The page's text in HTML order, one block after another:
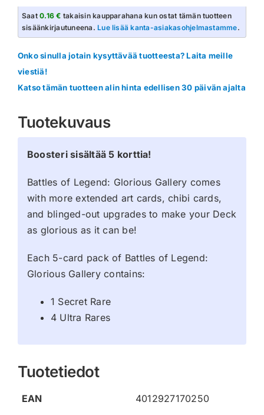
of
Legend:
Glorious
Gallery
määrä
Saat0.16 € takaisin kaupparahana kun ostat tämän tuotteen
sisäänkirjautuneena.Lue lisää kanta-asiakasohjelmastamme.
Onko sinulla jotain kysyttävää tuotteesta? Laita meille
viestiä!
Katso tämän tuotteen alin hinta edellisen 30 päivän ajalta
Tuotekuvaus
Boosteri sisältää 5 korttia!
Battles of Legend: Glorious Gallery comes
with more extended art cards, chibi cards,
and blinged-out upgrades to make your Deck
as glorious as it can be!
Each 5-card pack of Battles of Legend:
Glorious Gallery contains:
1 Secret Rare
4 Ultra Rares
Tuotetiedot
EAN
4012927170250